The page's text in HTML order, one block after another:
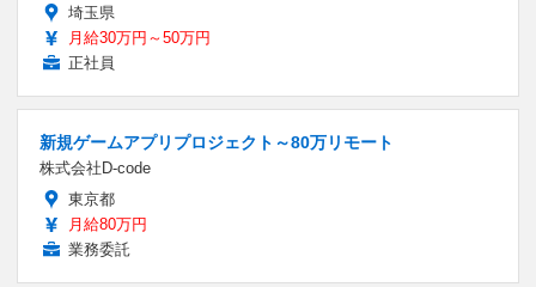
埼玉県
月給30万円～50万円
正社員
新規ゲームアプリプロジェクト～80万リモート
株式会社D-code
東京都
月給80万円
業務委託